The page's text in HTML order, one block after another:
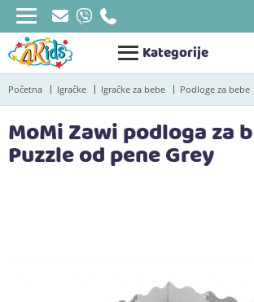
Kategorije
Početna Igračke Igračke za bebe Podloge za bebe
MoMi Zawi podloga za
Puzzle od pene Grey